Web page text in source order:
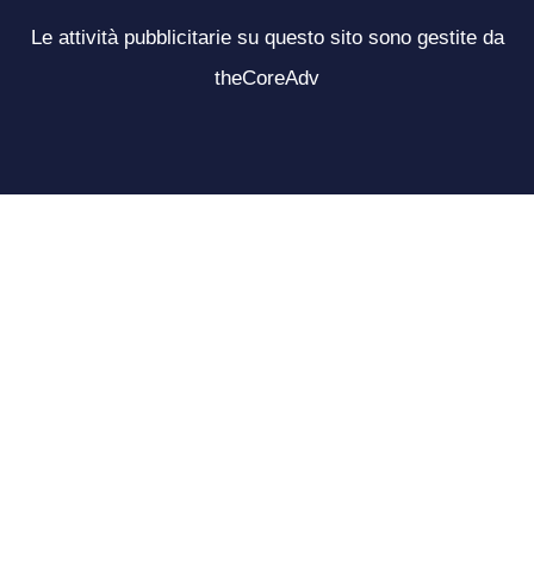
Le attività pubblicitarie su questo sito sono gestite da
theCoreAdv